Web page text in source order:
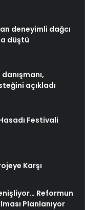
deneyimli dağcı
düştü
açıkladı
Festivali
Karşı
Reformun
Planlanıyor